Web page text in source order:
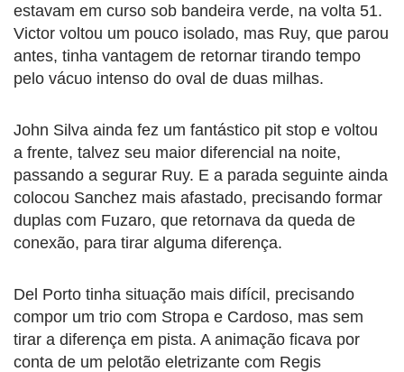
estavam em curso sob bandeira verde, na volta 51.
Victor voltou um pouco isolado, mas Ruy, que parou
antes, tinha vantagem de retornar tirando tempo
pelo vácuo intenso do oval de duas milhas.
John Silva ainda fez um fantástico pit stop e voltou
a frente, talvez seu maior diferencial na noite,
passando a segurar Ruy. E a parada seguinte ainda
colocou Sanchez mais afastado, precisando formar
duplas com Fuzaro, que retornava da queda de
conexão, para tirar alguma diferença.
Del Porto tinha situação mais difícil, precisando
compor um trio com Stropa e Cardoso, mas sem
tirar a diferença em pista. A animação ficava por
conta de um pelotão eletrizante com Regis